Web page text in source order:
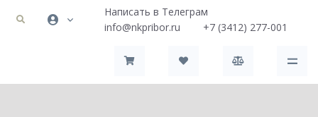
Написать в Телеграм
info@nkpribor.ru
+7 (3412) 277-001